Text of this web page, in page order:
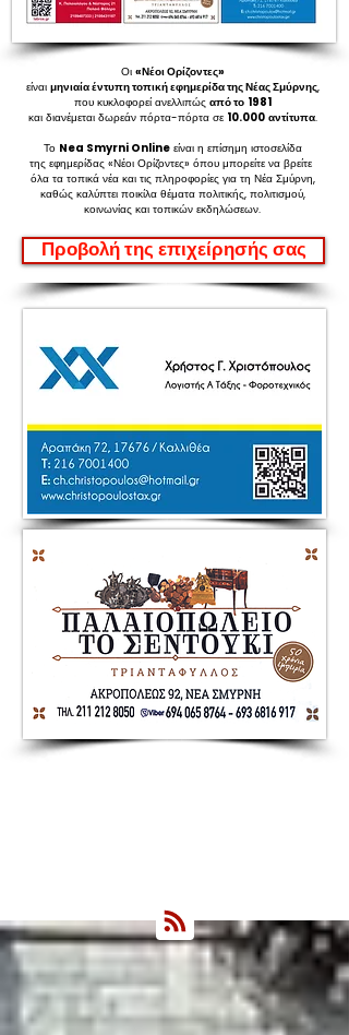
Οι «Νέοι Ορίζοντες»
είναι μηνιαία έντυπη τοπική εφημερίδα της Νέας Σμύρνης,
που κυκλοφορεί ανελλιπώς από το 1981
και διανέμεται δωρεάν πόρτα-πόρτα σε 10.000 αντίτυπα.
Το Nea Smyrni Onlineείναι η επίσημη ιστοσελίδα
της εφημερίδας «Νέοι Ορίζοντες» όπου μπορείτε να βρείτε
όλα τα τοπικά νέα και τις πληροφορίες για τη Νέα Σμύρνη,
καθώς καλύπτει ποικίλα θέματα πολιτικής, πολιτισμού,
κοινωνίας και τοπικών εκδηλώσεων.
Προβολή της επιχείρησής σας